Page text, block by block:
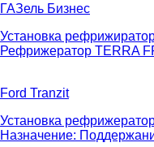
ГАЗель Бизнес
Установка
Рефрижератор TERRA
Ford Tranzit
Установка
Назначение: